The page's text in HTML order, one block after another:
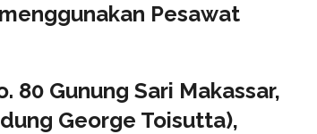
Pesawat
Gunung Sari Makassar,
George Toisutta),